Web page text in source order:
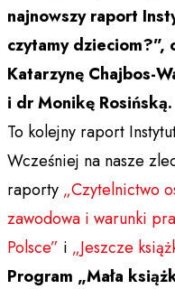
najnowszy raport
czytamy dzieciom?”,
Katarzynę Chajbos-
i dr Monikę Rosińską.
To kolejny raport
Wcześniej na nasze
raporty „Czytelnictwo
zawodowa i warunki
Polsce” i „Jeszcze
Program „Mała